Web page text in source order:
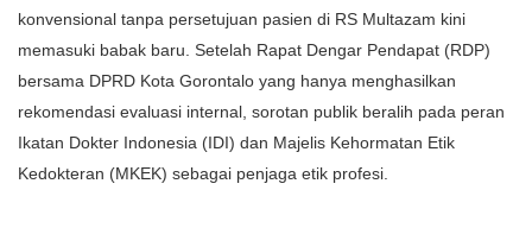
konvensional tanpa persetujuan pasien di RS Multazam kini
memasuki babak baru. Setelah Rapat Dengar Pendapat (RDP)
bersama DPRD Kota Gorontalo yang hanya menghasilkan
rekomendasi evaluasi internal, sorotan publik beralih pada peran
Ikatan Dokter Indonesia (IDI) dan Majelis Kehormatan Etik
Kedokteran (MKEK) sebagai penjaga etik profesi.